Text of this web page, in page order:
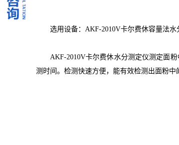
选用设备：AKF-2010V卡尔费休容量法水
AKF-2010V卡尔费休水分测定仪测定面
测时间。检测快速方便，能有效检测出面粉